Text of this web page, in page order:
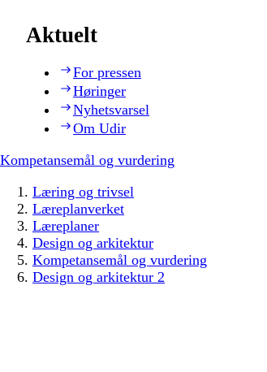
Aktuelt
For pressen
Høringer
Nyhetsvarsel
Om Udir
Kompetansemål og vurdering
Læring og trivsel
Læreplanverket
Læreplaner
Design og arkitektur
Kompetansemål og vurdering
Design og arkitektur 2